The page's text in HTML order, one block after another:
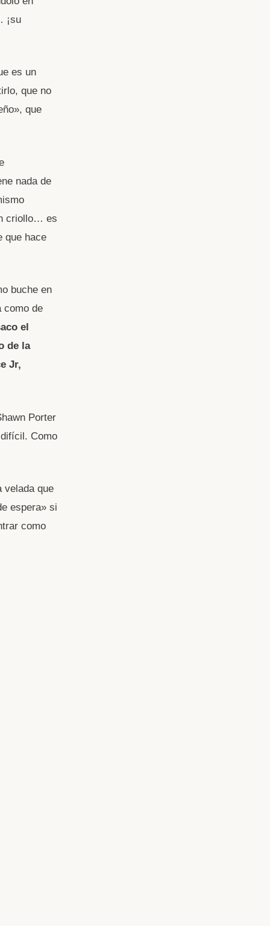
¡su
es un
que no
que
nada de
criollo… es
que hace
buche en
como de
el
de la
Jr,
Porter
Como
velada que
espera» si
como